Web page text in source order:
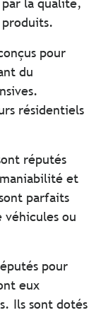
par la qualité,
pour
du
résidentiels
réputés
et
parfaits
véhicules ou
pour
eux
Ils sont dotés